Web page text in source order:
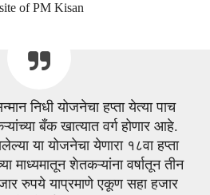
of PM Kisan
निधी योजनेचा हप्ता येत्या पाच
बँक खात्यात वर्ग होणार आहे.
या योजनेचा येणारा १८वा हप्ता
शेतकऱ्यांना वर्षातून तीन
रुपये याप्रमाणे एकूण सहा हजार